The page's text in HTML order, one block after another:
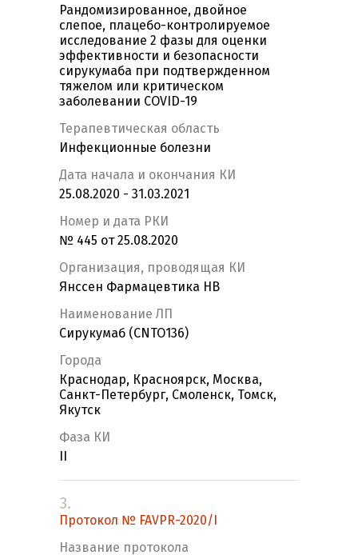
Рандомизированное, двойное
слепое, плацебо-контролируемое
исследование 2 фазы для оценки
эффективности и безопасности
сирукумаба при подтвержденном
тяжелом или критическом
заболевании COVID-19
Терапевтическая область
Инфекционные болезни
Дата начала и окончания КИ
25.08.2020 - 31.03.2021
Номер и дата РКИ
№ 445 от 25.08.2020
Организация, проводящая КИ
Янссен Фармацевтика НВ
Наименование ЛП
Сирукумаб (CNTO136)
Города
Краснодар, Красноярск, Москва,
Санкт-Петербург, Смоленск, Томск,
Якутск
Фаза КИ
3.
Протокол № FAVPR-2020/I
Название протокола